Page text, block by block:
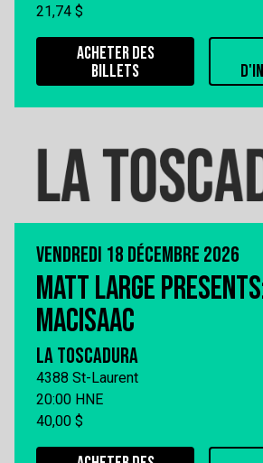
21,74 $
ACHETER DES
BILLETS
VENDREDI 18 DÉCEMBRE 2026
MATT LARGE
MACISAAC
LA TOSCADURA
4388 St-Laurent
20:00 HNE
40,00 $